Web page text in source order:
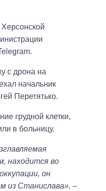
с дрона на
начальник
Перетятько.
грудной клетки,
в больницу.
находится во
он
из Станислава», –